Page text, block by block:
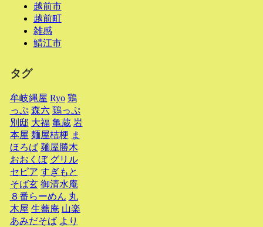
越前市
越前町
雑感
鯖江市
タグ
牟岐縄屋 Ryo 鶏
っぷ 森六 鶏っぷ
別邸 大福 亀蔵 岩
本屋 麺屋桔梗 ま
ほろば 麺屋勝木
おおくぼ グリル
セピア すぎもと
そば玄 御清水庵
８番らーめん 丸
木屋 生蕎庵 山楽
あみだそば より